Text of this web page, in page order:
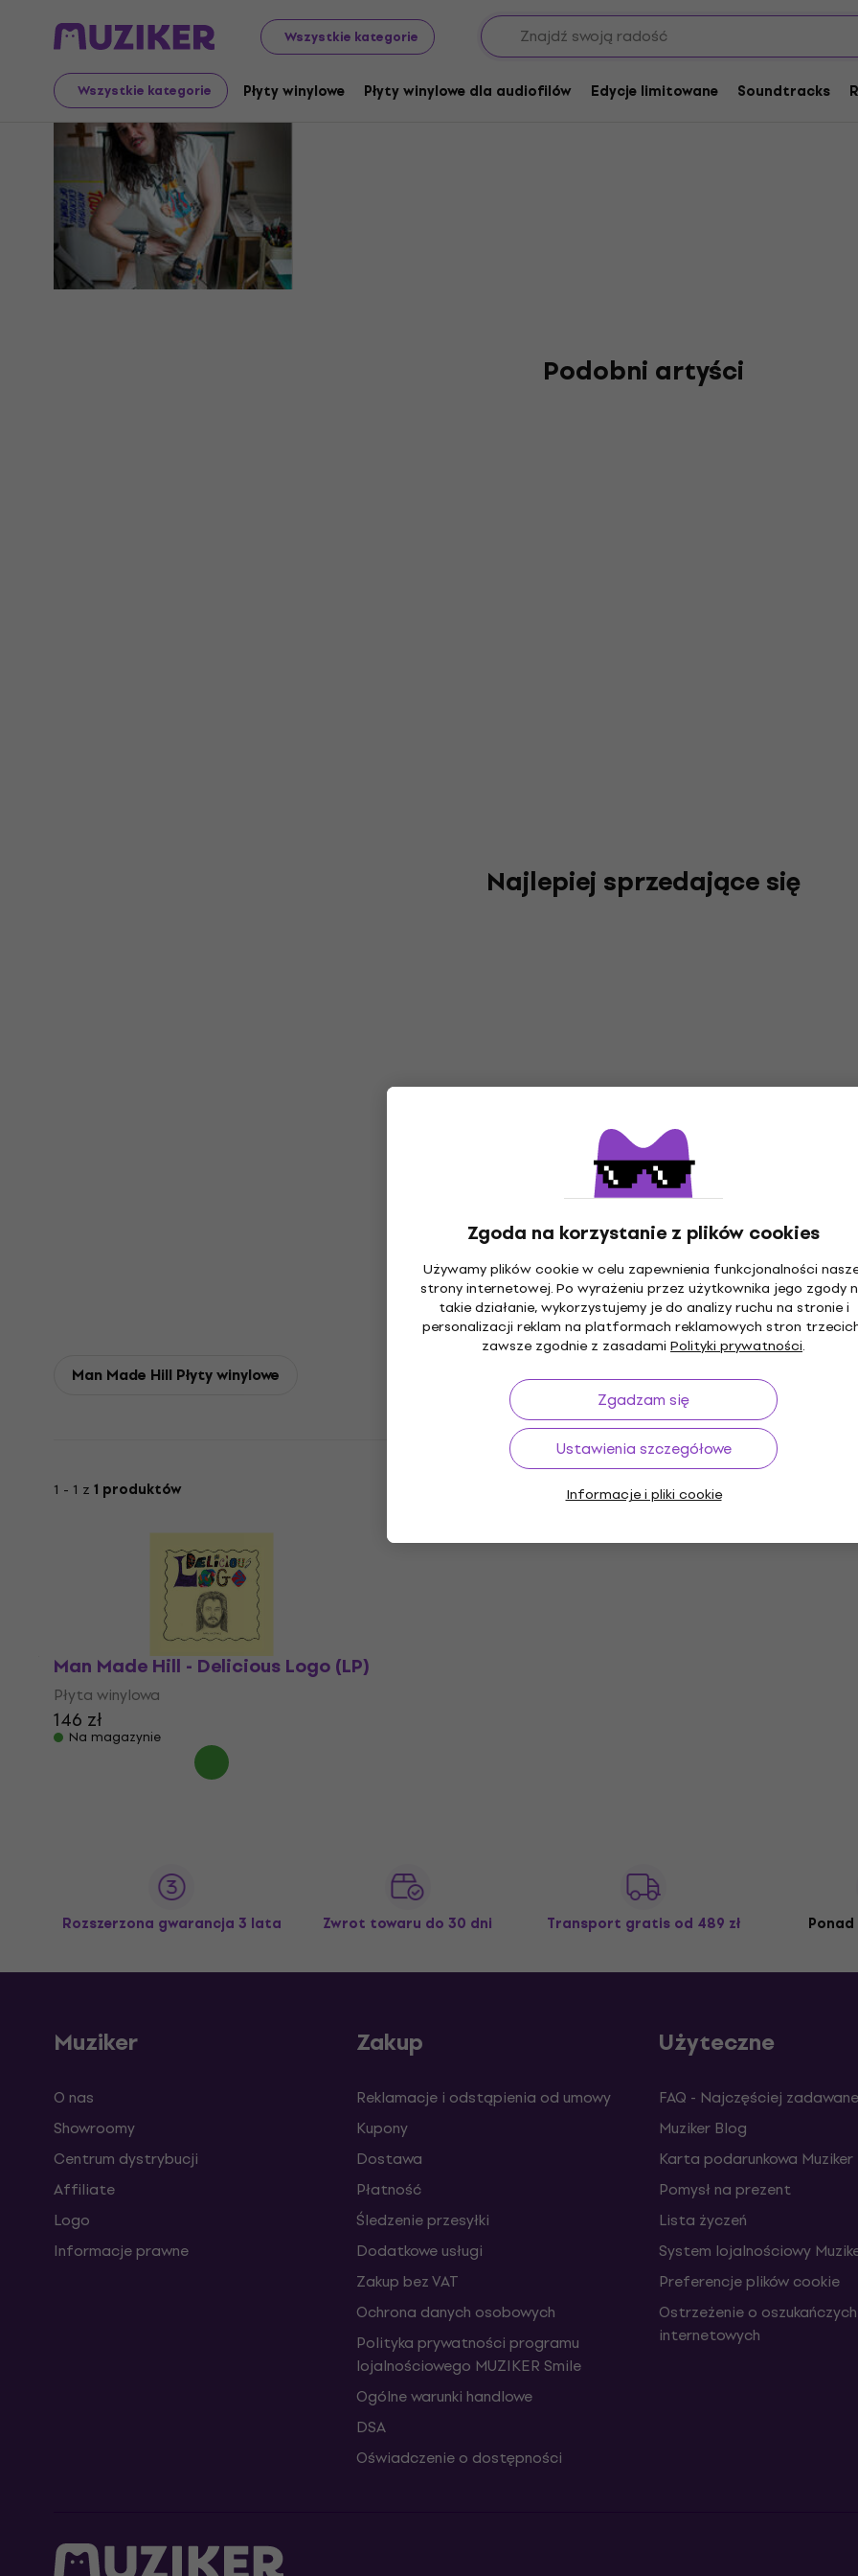
Wszystkie kategorie
Wszystkie kategorie Płyty winylowe Płyty winylowe dla audiofilów Edycje limitowane Soundtracks
Zgoda na korzystanie z plików cookies
Używamy plików cookie w celu zapewnienia funkcjonalności
strony internetowej. Po wyrażeniu przez użytkownika jego zgody
takie działanie, wykorzystujemy je do analizy ruchu na stronie i
personalizacji reklam na platformach reklamowych stron
zawsze zgodnie z zasadami Polityki prywatności.
Zgadzam się
Ustawienia szczegółowe
Informacje i pliki cookie
Man Made Hill
Podobni artyści
Najlepiej sprzedające się
Man Made Hill Płyty winylowe
1 - 1 z 1 produktów
Man Made Hill - Delicious Logo (LP)
Płyta winylowa
146 zł
Na magazynie
Rozszerzona gwarancja 3 lata Zwrot towaru do 30 dni Transport gratis od 489 zł
Muziker
O nas
Showroomy
Centrum dystrybucji
Affiliate
Logo
Informacje prawne
Zakup
Reklamacje i odstąpienia od umowy
Kupony
Dostawa
Płatność
Śledzenie przesyłki
Dodatkowe usługi
Zakup bez VAT
Ochrona danych osobowych
Polityka prywatności programu
lojalnościowego MUZIKER Smile
Ogólne warunki handlowe
DSA
Oświadczenie o dostępności
Użyteczne
FAQ - Najczęściej
Muziker Blog
Karta podarunkowa Muziker
Pomysł na prezent
Lista życzeń
System lojalnościowy
Preferencje plików cookie
Ostrzeżenie o
internetowych